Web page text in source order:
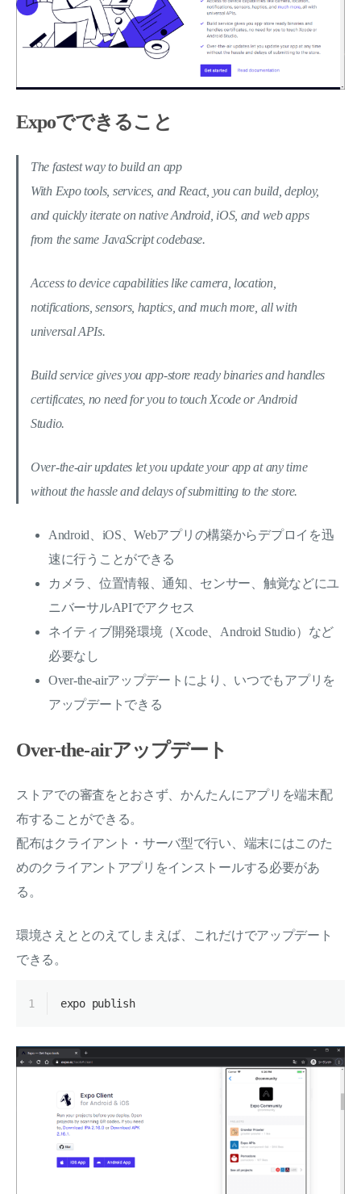
Expoでできること
The fastest way to build an app
With Expo tools, services, and React, you can build, deploy,
and quickly iterate on native Android, iOS, and web apps
from the same JavaScript codebase.
Access to device capabilities like camera, location,
notifications, sensors, haptics, and much more, all with
universal APIs.
Build service gives you app-store ready binaries and handles
certificates, no need for you to touch Xcode or Android
Studio.
Over-the-air updates let you update your app at any time
without the hassle and delays of submitting to the store.
Android、iOS、Webアプリの構築からデプロイを迅
速に行うことができる
カメラ、位置情報、通知、センサー、触覚などにユ
ニバーサルAPIでアクセス
ネイティブ開発環境（Xcode、Android Studio）など
必要なし
Over-the-airアップデートにより、いつでもアプリを
アップデートできる
Over-the-airアップデート
ストアでの審査をとおさず、かんたんにアプリを端末配
布することができる。
配布はクライアント・サーバ型で行い、端末にはこのた
めのクライアントアプリをインストールする必要があ
る。
環境さえととのえてしまえば、これだけでアップデート
できる。
1 expo publish